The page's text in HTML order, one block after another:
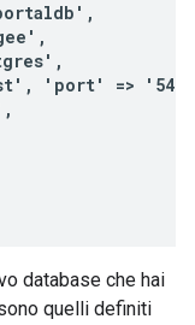
'port' =>
database che hai
quelli definiti